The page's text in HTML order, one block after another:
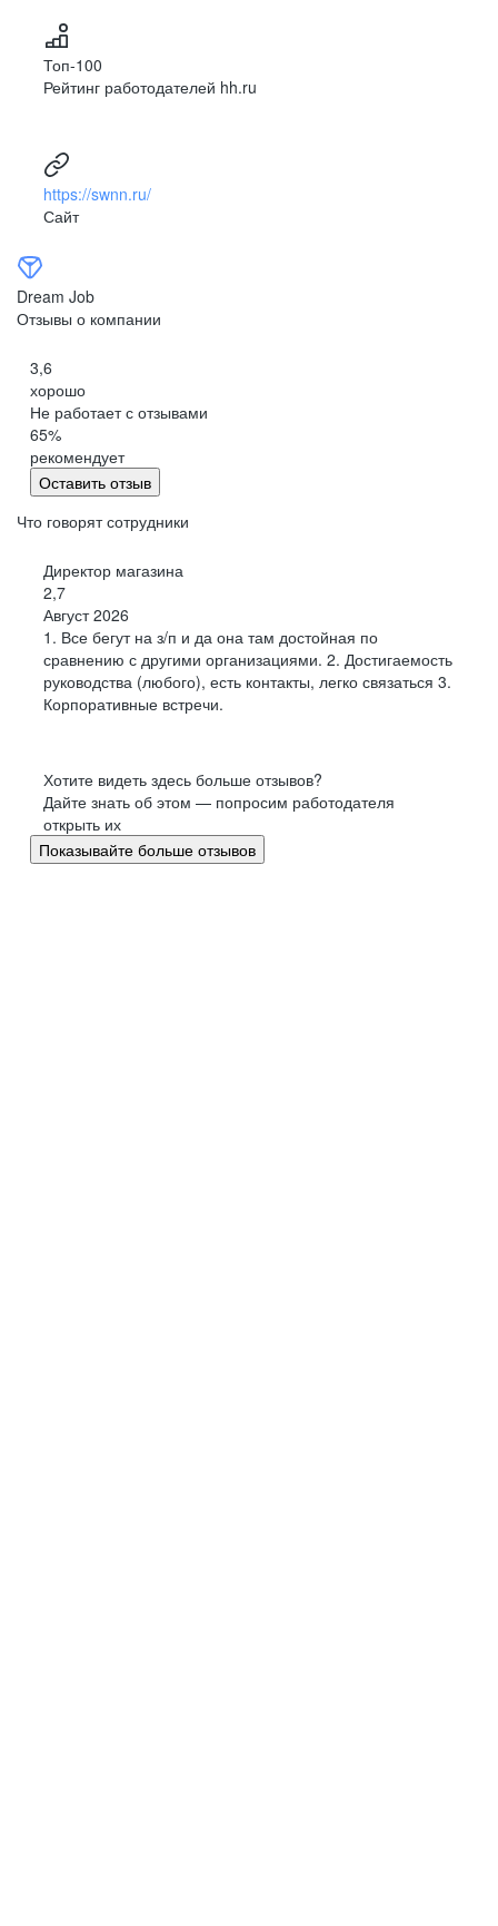
Топ-100
Рейтинг работодателей hh.ru
https://swnn.ru/
Сайт
Dream Job
Отзывы о компании
3,6
хорошо
Не работает с отзывами
65%
рекомендует
Оставить отзыв
Что говорят сотрудники
Директор магазина
2,7
Август 2026
1. Все бегут на з/п и да она там достойная по
сравнению с другими организациями. 2. Достигаемость
руководства (любого), есть контакты, легко связаться 3.
Корпоративные встречи.
Хотите видеть здесь больше отзывов?
Дайте знать об этом — попросим работодателя
открыть их
Показывайте больше отзывов